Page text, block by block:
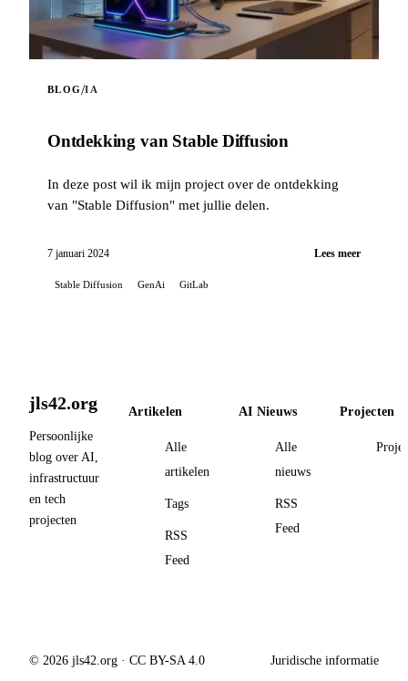
BLOG/IA
Ontdekking van Stable Diffusion
In deze post wil ik mijn project over de ontdekking
van "Stable Diffusion" met jullie delen.
7 januari 2024 Lees meer
Stable Diffusion GenAi GitLab
jls42.org
Persoonlijke
blog over AI,
infrastructuur
en tech
projecten
Artikelen
Alle
artikelen
Tags
RSS
Feed
AI Nieuws
Alle
nieuws
RSS
Feed
Projecten
© 2026 jls42.org · CC BY-SA 4.0 Juridische informatie